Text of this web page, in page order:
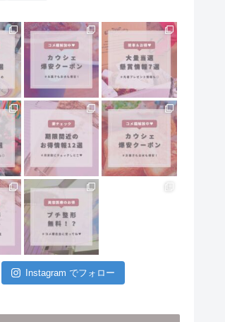
Instagram でフォロー